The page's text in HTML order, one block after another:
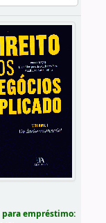
empréstimo: